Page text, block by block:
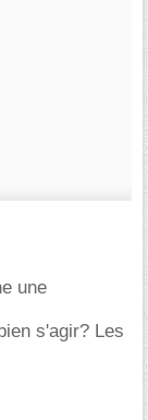
une
s'agir? Les